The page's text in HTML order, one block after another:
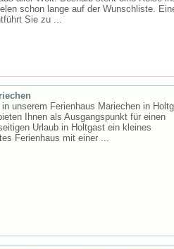
schon lange auf der Wunschliste.
Sie zu ...
unserem Ferienhaus Mariechen in
Ihnen als Ausgangspunkt für einen
Urlaub in Holtgast ein kleines
Ferienhaus mit einer ...